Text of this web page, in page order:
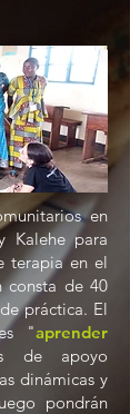
en
Kalehe para
terapia en el
consta de 40
práctica. El
"aprender
de apoyo
dinámicas y
pondrán